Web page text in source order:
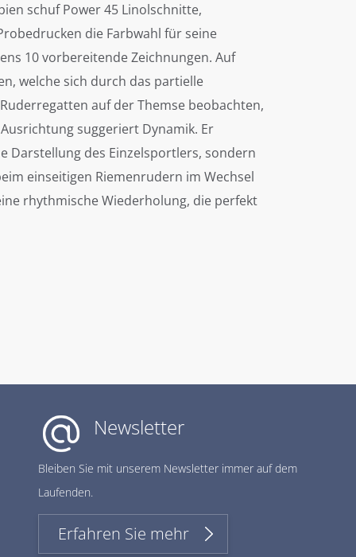
schuf Power 45 Linolschnitte,
die Farbwahl für seine
10 vorbereitende Zeichnungen. Auf
welche sich durch das partielle
auf der Themse beobachten,
suggeriert Dynamik. Er
Darstellung des Einzelsportlers, sondern
einseitigen Riemenrudern im Wechsel
rhythmische Wiederholung, die perfekt
Newsletter
Bleiben Sie mit unserem Newsletter immer auf dem
Laufenden.
Erfahren Sie mehr